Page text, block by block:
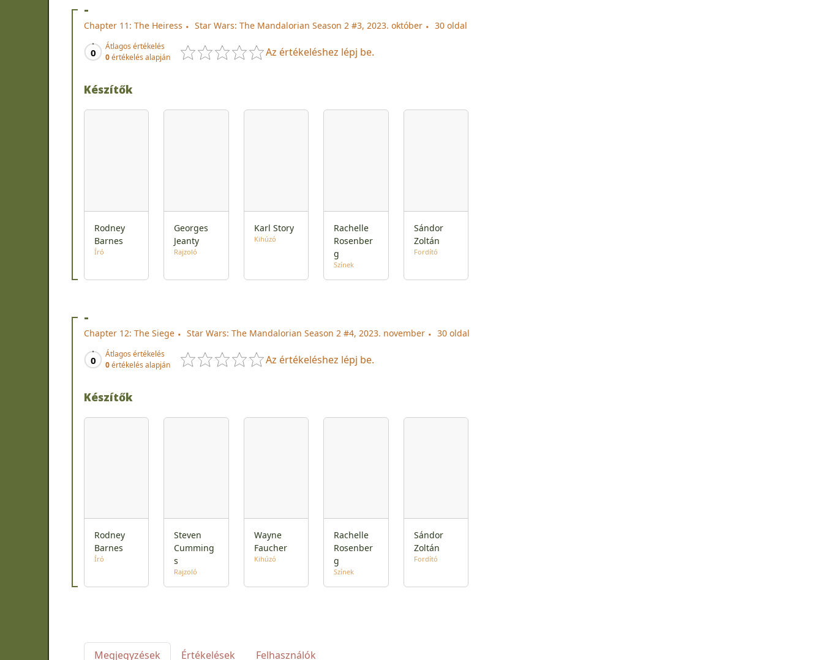
-
Chapter 11: The Heiress Star Wars: The Mandalorian Season 2 #3, 2023. október 30 oldal
0
Átlagos értékelés
0értékelés alapján Az értékeléshez lépj be.
Készítők
Rodney
Barnes
Író
Georges
Jeanty
Rajzoló
Karl Story
Kihúzó
Rachelle
Rosenber
g
Színek
Sándor
Zoltán
Fordító
-
Chapter 12: The Siege Star Wars: The Mandalorian Season 2 #4, 2023. november 30 oldal
0
Átlagos értékelés
0értékelés alapján Az értékeléshez lépj be.
Készítők
Rodney
Barnes
Író
Steven
Cumming
s
Rajzoló
Wayne
Faucher
Kihúzó
Rachelle
Rosenber
g
Színek
Sándor
Zoltán
Fordító
Megjegyzések Értékelések Felhasználók